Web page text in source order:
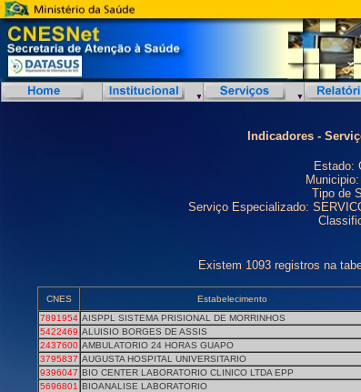
Indicadores -
Estado:
Tipo de
Serviço Especializado:
Existem 1093 registros na
CNES Estabelecimento
7891954 AISPPL SISTEMA PRISIONAL DE MORRINHOS
5422469 ALUISIO BORGES DE ASSIS
2437600 AMBULATORIO 24 HORAS GUAPO
3795837 AUGUSTA HOSPITAL UNIVERSITARIO
9396047 BIO CENTER LABORATORIO CLINICO LTDA EPP
5696801 BIOANALISE LABORATORIO